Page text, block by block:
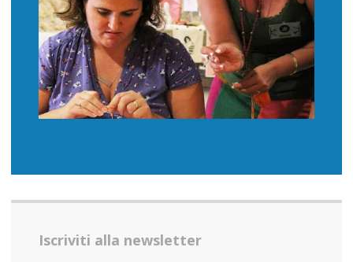
Iscriviti alla newsletter